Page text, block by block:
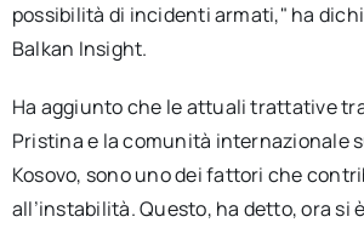
possibilità di incidenti armati," ha
Balkan Insight.
Ha aggiunto che le attuali trattative
Pristina e la comunità internazionale
Kosovo, sono uno dei fattori che
all’instabilità. Questo, ha detto, ora si